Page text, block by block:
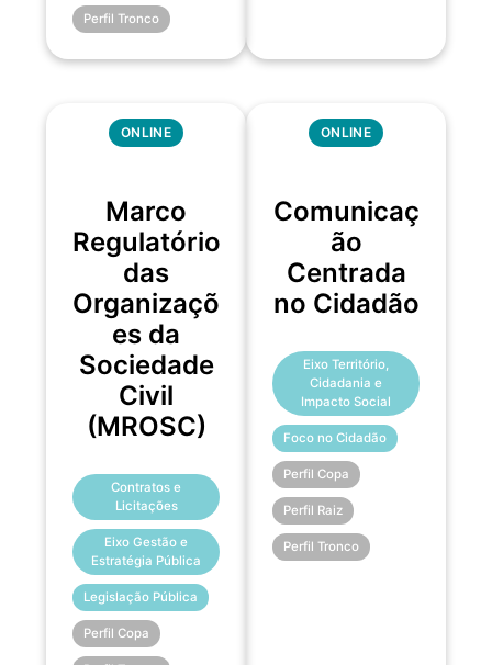
Perfil Tronco
ONLINE
Marco
Regulatório
das
Organizaçõ
es da
Sociedade
Civil
(MROSC)
Contratos e
Licitações
Eixo Gestão e
Estratégia Pública
Legislação Pública
Perfil Copa
ONLINE
Comunicaç
ão
Centrada
no Cidadão
Eixo Território,
Cidadania e
Impacto Social
Foco no Cidadão
Perfil Copa
Perfil Raiz
Perfil Tronco